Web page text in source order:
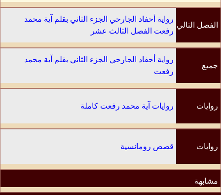
الفصل التالي
رواية أحفاد الجارحي الجزء الثاني بقلم آية محمد
رفعت الفصل الثالث عشر
جميع
رواية أحفاد الجارحي الجزء الثاني بقلم آية محمد
رفعت
روايات روايات آية محمد رفعت كاملة
روايات
مشابهة
قصص رومانسية